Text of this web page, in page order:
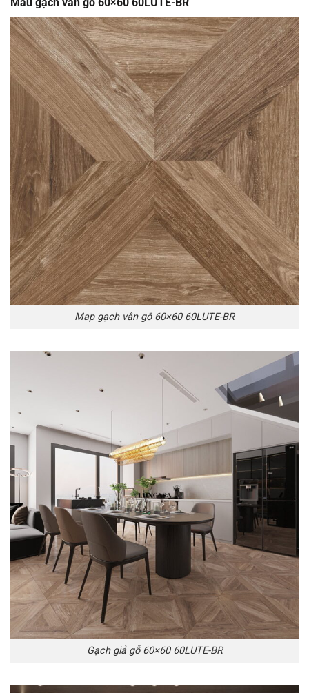
Map gạch vân gỗ 60×60 60LUTE-BR
Gạch giả gỗ 60×60 60LUTE-BR